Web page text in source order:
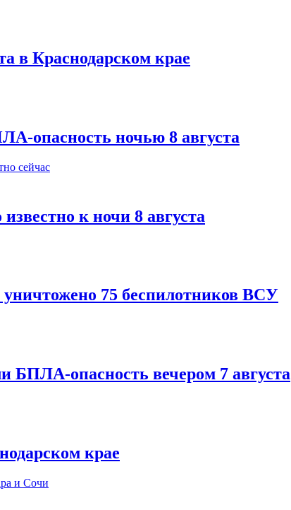
в Краснодарском крае
опасность ночью 8 августа
к ночи 8 августа
75 беспилотников ВСУ
БПЛА-опасность вечером 7 августа
крае